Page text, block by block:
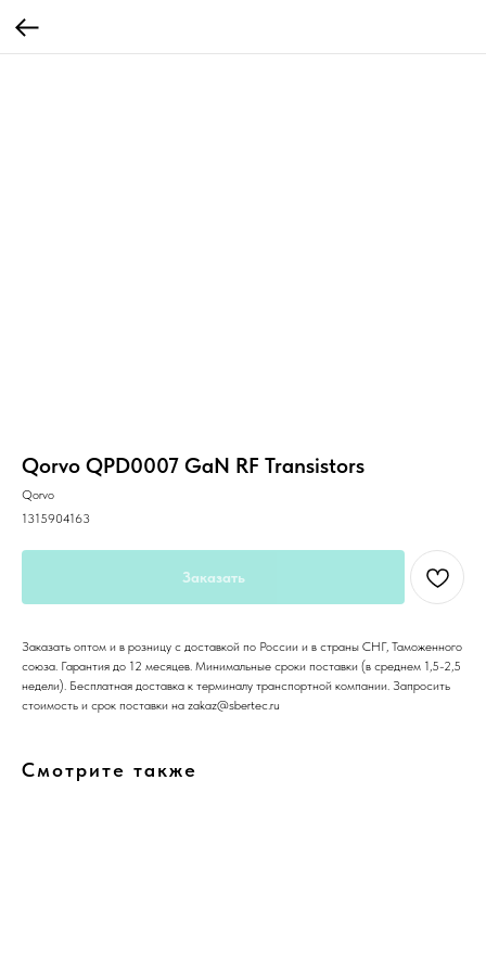
Qorvo QPD0007 GaN RF Transistors
Qorvo
1315904163
Заказать
Заказать оптом и в розницу с доставкой по России и в страны СНГ, Таможенного
союза. Гарантия до 12 месяцев. Минимальные сроки поставки (в среднем 1,5-2,5
недели). Бесплатная доставка к терминалу транспортной компании. Запросить
стоимость и срок поставки на zakaz@sbertec.ru
Смотрите также